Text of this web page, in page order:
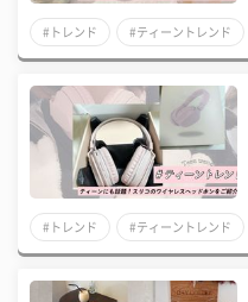
#トレンド #ティーントレンド
#トレンド #ティーントレンド